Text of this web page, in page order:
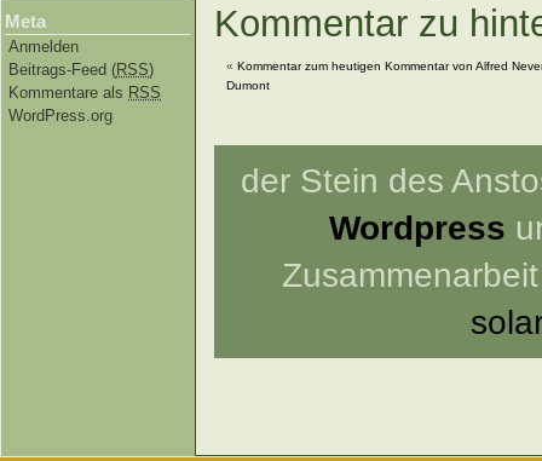
Meta
Anmelden
Beitrags-Feed (RSS)
Kommentare als RSS
WordPress.org
Kommentar zu
« Kommentar zum heutigen Kommentar von Alfred
Dumont
der Stein des
Wordpress